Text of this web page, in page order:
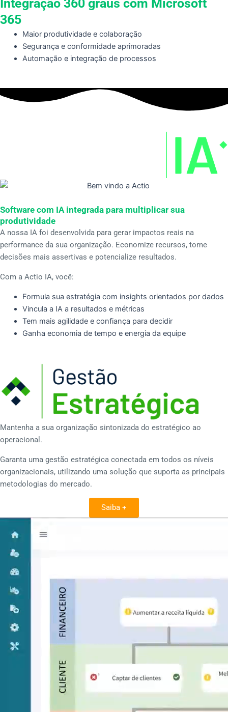
Integração 360 graus com Microsoft
365
Maior produtividade e colaboração
Segurança e conformidade aprimoradas
Automação e integração de processos
Software com IA integrada para multiplicar sua
produtividade
A nossa IA foi desenvolvida para gerar impactos reais na
performance da sua organização. Economize recursos, tome
decisões mais assertivas e potencialize resultados.
Com a Actio IA, você:
Formula sua estratégia com insights orientados por dados
Vincula a IA a resultados e métricas
Tem mais agilidade e confiança para decidir​
Ganha economia de tempo e energia da equipe​
Mantenha a sua organização sintonizada do estratégico ao
operacional.
Garanta uma gestão estratégica conectada em todos os níveis
organizacionais, utilizando uma solução que suporta as principais
metodologias do mercado.
Saiba +